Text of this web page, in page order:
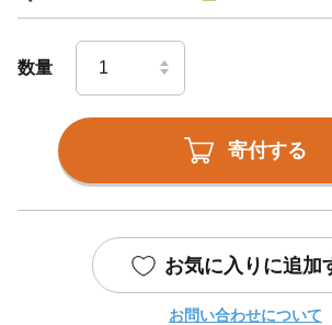
数量
寄付する
お気に入りに追加
お問い合わせについて